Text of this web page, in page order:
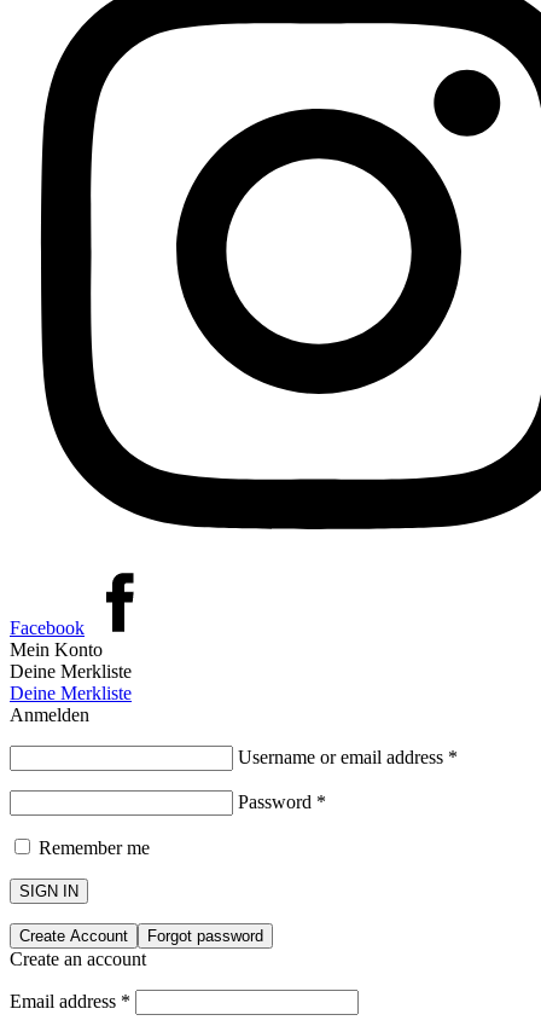
Facebook
Mein Konto
Deine Merkliste
Deine Merkliste
Anmelden
Username or email address *
Password *
Remember me
SIGN IN
Create Account Forgot password
Create an account
Email address *